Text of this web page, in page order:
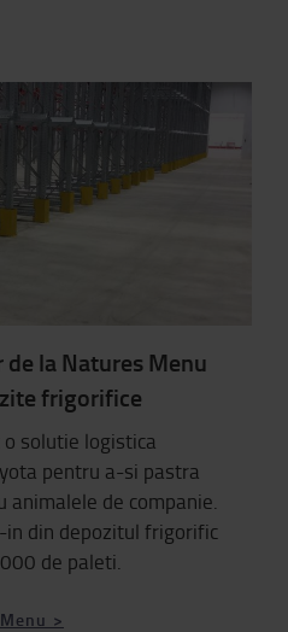
la Natures Menu
frigorifice
solutie logistica
pentru a-si pastra
animalele de companie.
din depozitul frigorific
de paleti.
>